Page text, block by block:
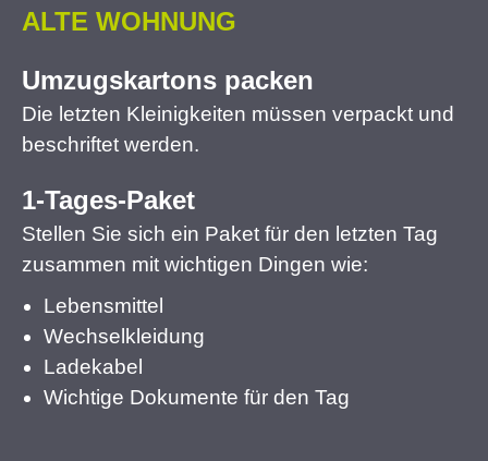
ALTE WOHNUNG
Umzugskartons packen
Die letzten Kleinigkeiten müssen verpackt und
beschriftet werden.
1-Tages-Paket
Stellen Sie sich ein Paket für den letzten Tag
zusammen mit wichtigen Dingen wie:
Lebensmittel
Wechselkleidung
Ladekabel
Wichtige Dokumente für den Tag